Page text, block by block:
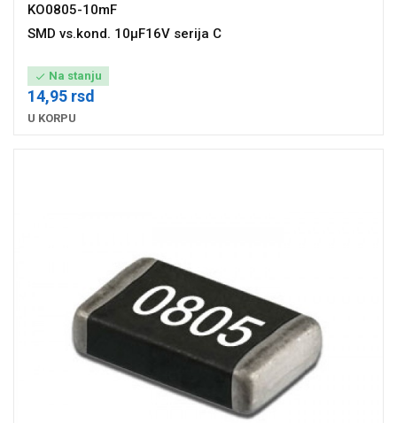
KO0805-10mF
SMD vs.kond. 10µF16V serija C
 Na stanju
14,95 rsd
U KORPU